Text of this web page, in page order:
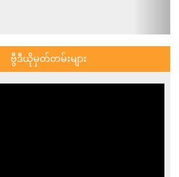
ဗွီဒီယိုမှတ်တမ်းများ